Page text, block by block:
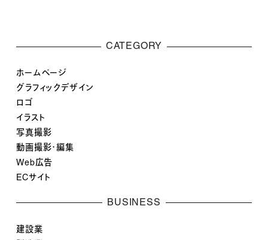
CATEGORY
ホームページ
グラフィックデザイン
ロゴ
イラスト
写真撮影
動画撮影・編集
Web広告
ECサイト
BUSINESS
建設業